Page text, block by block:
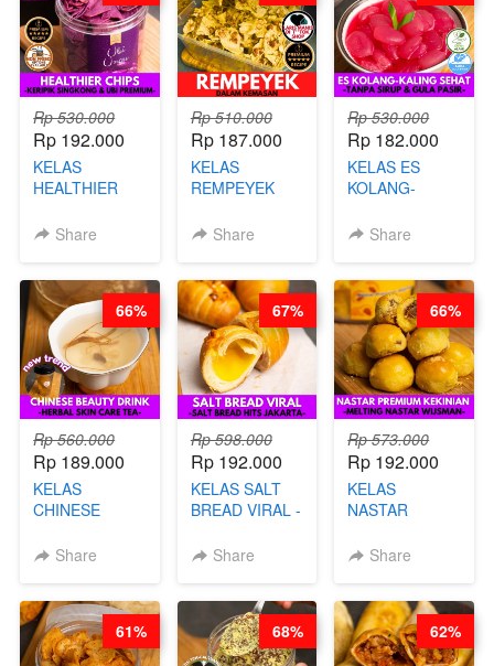
Rp 530.000
Rp 192.000
KELAS
HEALTHIER
KERIPIK
BY CHEF DITA
Share
Rp 510.000
Rp 187.000
KELAS
REMPEYEK
KEMASAN - BY
Share
Rp 530.000
Rp 182.000
KELAS ES
KOLANG-
- TANPA SIRUP
Share
Rp 560.000
Rp 189.000
KELAS
CHINESE
- HERBAL SKIN
ARISUDANA
Share
66%
Rp 598.000
Rp 192.000
KELAS SALT
BREAD VIRAL -
HITS JAKARTA
Share
67%
Rp 573.000
Rp 192.000
KELAS
NASTAR
KEKINIAN -
WIJSMAN- BY
CHEF DITA
Share
66%
61% 68% 62%